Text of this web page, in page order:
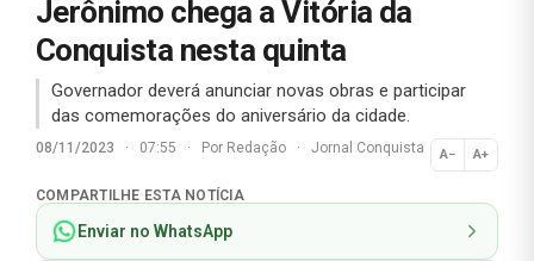
Jerônimo chega a Vitória da
Conquista nesta quinta
Governador deverá anunciar novas obras e participar
das comemorações do aniversário da cidade.
08/11/2023 · 07:55 · Por Redação · Jornal Conquista A− A+
Normal
COMPARTILHE ESTA NOTÍCIA
Enviar no WhatsApp